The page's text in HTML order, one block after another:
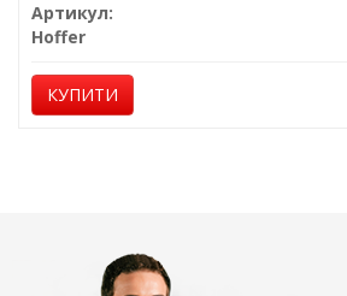
Артикул:
Hoffer
КУПИТИ